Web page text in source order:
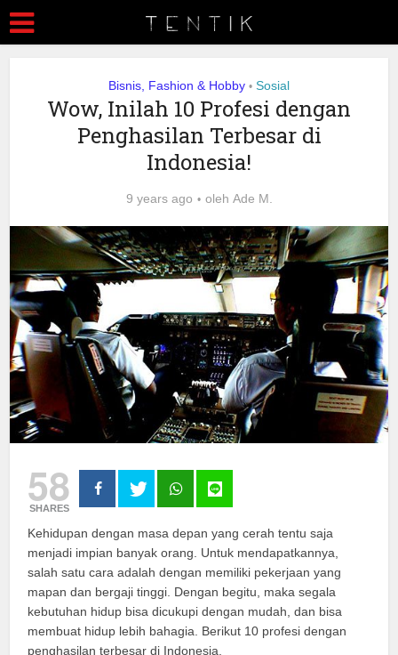
Bisnis, Fashion & Hobby • Sosial
Wow, Inilah 10 Profesi dengan
Penghasilan Terbesar di
Indonesia!
9 years ago oleh Ade M.
58
SHARES
Kehidupan dengan masa depan yang cerah tentu saja
menjadi impian banyak orang. Untuk mendapatkannya,
salah satu cara adalah dengan memiliki pekerjaan yang
mapan dan bergaji tinggi. Dengan begitu, maka segala
kebutuhan hidup bisa dicukupi dengan mudah, dan bisa
membuat hidup lebih bahagia. Berikut 10 profesi dengan
penghasilan terbesar di Indonesia.